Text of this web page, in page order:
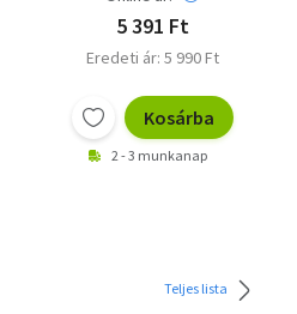
5 391 Ft
Eredeti ár: 5 990 Ft
Kosárba
2 - 3 munkanap
Teljes lista